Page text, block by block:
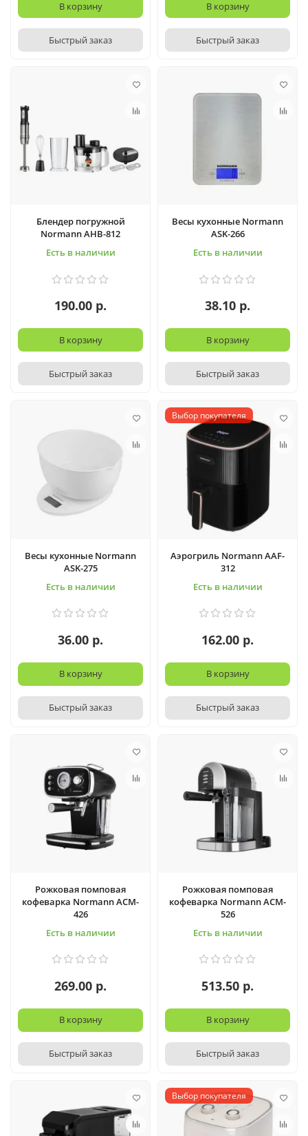
В корзину
Быстрый заказ
В корзину
Быстрый заказ
Блендер погружной
Normann AHB-812
Есть в наличии
190.00 р.
В корзину
Быстрый заказ
Весы кухонные Normann
ASK-266
Есть в наличии
38.10 р.
В корзину
Быстрый заказ
Весы кухонные Normann
ASK-275
Есть в наличии
36.00 р.
В корзину
Быстрый заказ
Выбор покупателя
Аэрогриль Normann AAF-
312
Есть в наличии
162.00 р.
В корзину
Быстрый заказ
Рожковая помповая
кофеварка Normann ACM-
426
Есть в наличии
269.00 р.
В корзину
Быстрый заказ
Рожковая помповая
кофеварка Normann ACM-
526
Есть в наличии
513.50 р.
В корзину
Быстрый заказ
Выбор покупателя